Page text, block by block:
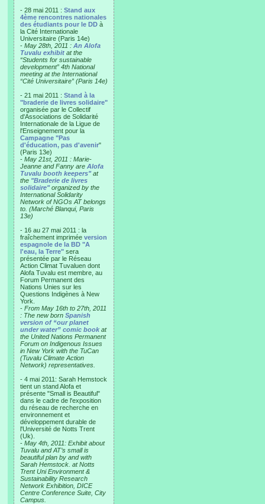
- 28 mai 2011 : Stand aux
4ème rencontres nationales
des étudiants pour le DD à
la Cité Internationale
Universitaire (Paris 14e)
- May 28th, 2011 : An Alofa
Tuvalu exhibit at the
“Students for sustainable
development” 4th National
meeting at the International
“Cité Universitaire” (Paris 14e)
- 21 mai 2011 : Stand à la
"braderie de livres solidaire"
organisée par le Collectif
d'Associations de Solidarité
Internationale de la Ligue de
l'Enseignement pour la
Campagne "Pas
d'éducation, pas d'avenir"
(Paris 13e)
- May 21st, 2011 : Marie-
Jeanne and Fanny are Alofa
Tuvalu booth keepers"at
the "Braderie de livres
solidaire"organized by the
International Solidarity
Network of NGOs AT belongs
to. (Marché Blanqui, Paris
13e)
- 16 au 27 mai 2011 : la
fraîchement imprimée version
espagnole de la BD "A
l'eau, la Terre" sera
présentée par le Réseau
Action Climat Tuvaluen dont
Alofa Tuvalu est membre, au
Forum Permanent des
Nations Unies sur les
Questions Indigènes à New
York.
- From May 16th to 27th, 2011
: The new born Spanish
version of “our planet
under water” comic book at
the United Nations Permanent
Forum on Indigenous Issues
in New York with the TuCan
(Tuvalu Climate Action
Network) representatives.
- 4 mai 2011: Sarah Hemstock
tient un stand Alofa et
présente "Small is Beautiful"
dans le cadre de l'exposition
du réseau de recherche en
environnement et
développement durable de
l'Université de Notts Trent
(Uk).
- May 4th, 2011: Exhibit about
Tuvalu and AT’s small is
beautiful plan by and with
Sarah Hemstock. at Notts
Trent Uni Environment &
Sustainability Research
Network Exhibition, DICE
Centre Conference Suite, City
Campus.